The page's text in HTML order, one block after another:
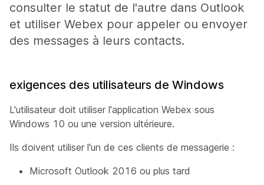
consulter le statut de l'autre dans Outlook
et utiliser Webex pour appeler ou envoyer
des messages à leurs contacts.
exigences des utilisateurs de Windows
L'utilisateur doit utiliser l'application Webex sous
Windows 10 ou une version ultérieure.
Ils doivent utiliser l'un de ces clients de messagerie :
Microsoft Outlook 2016 ou plus tard